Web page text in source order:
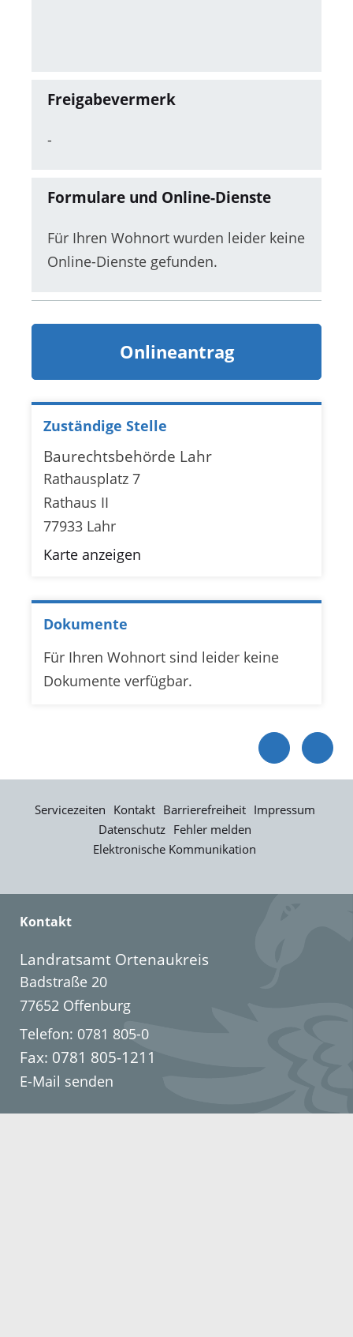
Freigabevermerk
-
Formulare und Online-Dienste
Für Ihren Wohnort wurden leider keine
Online-Dienste gefunden.
Onlineantrag
Zuständige Stelle
Baurechtsbehörde Lahr
Rathausplatz 7
Rathaus II
77933 Lahr
Karte anzeigen
Dokumente
Für Ihren Wohnort sind leider keine
Dokumente verfügbar.
Servicezeiten Kontakt Barrierefreiheit Impressum
Datenschutz Fehler melden
Elektronische Kommunikation
Kontakt
Landratsamt Ortenaukreis
Badstraße 20
77652 Offenburg
Telefon: 0781 805-0
Fax: 0781 805-1211
E-Mail senden